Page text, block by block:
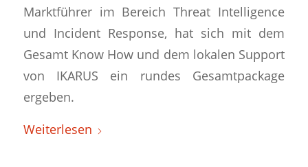
Marktführer im Bereich Threat Intelligence
und Incident Response, hat sich mit dem
Gesamt Know How und dem lokalen Support
von IKARUS ein rundes Gesamtpackage
ergeben.
Weiterlesen